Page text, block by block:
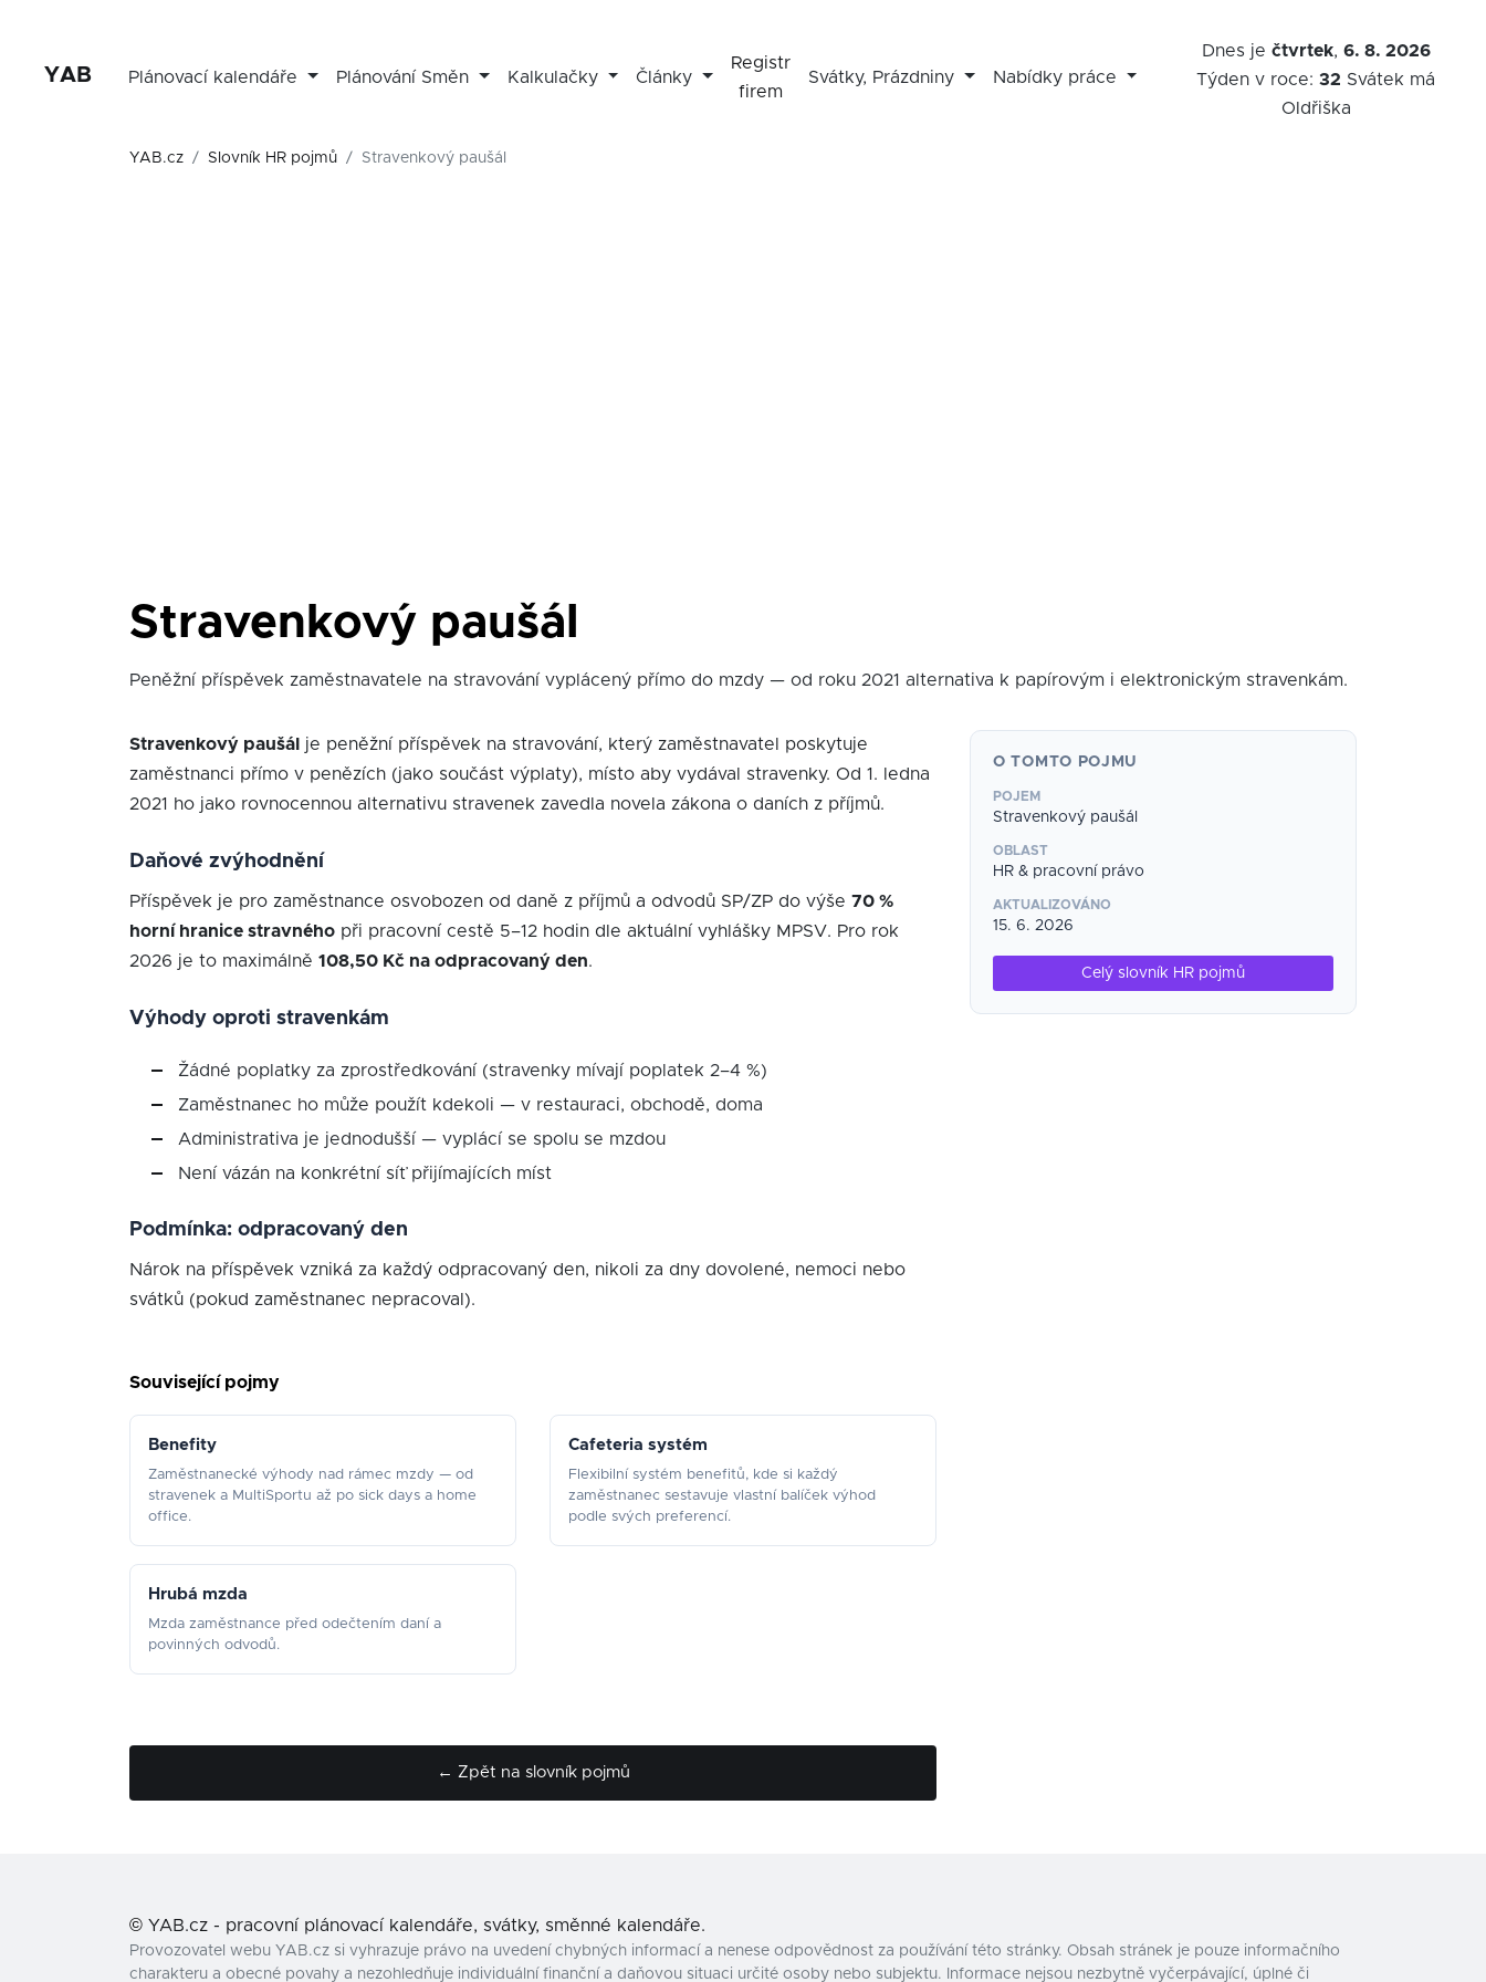
YAB Plánovací kalendáře Plánování Směn Kalkulačky Články
Registr
firem
Svátky, Prázdniny Nabídky práce
Dnes je čtvrtek, 6. 8. 2026
Týden v roce:32 Svátek má
Oldřiška
YAB.cz Slovník HR pojmů Stravenkový paušál
Stravenkový paušál
Peněžní příspěvek zaměstnavatele na stravování vyplácený přímo do mzdy — od roku 2021 alternativa k papírovým i elektronickým stravenkám.
Stravenkový paušál
je peněžní příspěvek na stravování, který zaměstnavatel poskytuje
zaměstnanci přímo v penězích (jako součást výplaty), místo aby vydával stravenky. Od 1. ledna
2021 ho jako rovnocennou alternativu stravenek zavedla novela zákona o daních z příjmů.
Daňové zvýhodnění
Příspěvek je pro zaměstnance osvobozen od daně z příjmů a odvodů SP/ZP do výše 70 %
horní hranice stravného při pracovní cestě 5–12 hodin dle aktuální vyhlášky MPSV. Pro rok
2026 je to maximálně 108,50 Kč na odpracovaný den.
Výhody oproti stravenkám
Žádné poplatky za zprostředkování (stravenky mívají poplatek 2–4 %)
Zaměstnanec ho může použít kdekoli — v restauraci, obchodě, doma
Administrativa je jednodušší — vyplácí se spolu se mzdou
Není vázán na konkrétní síť přijímajících míst
Podmínka: odpracovaný den
Nárok na příspěvek vzniká za každý odpracovaný den, nikoli za dny dovolené, nemoci nebo
svátků (pokud zaměstnanec nepracoval).
Související pojmy
Benefity
Zaměstnanecké výhody nad rámec mzdy — od
stravenek a MultiSportu až po sick days a home
office.
Cafeteria systém
Flexibilní systém benefitů, kde si každý
zaměstnanec sestavuje vlastní balíček výhod
podle svých preferencí.
Hrubá mzda
Mzda zaměstnance před odečtením daní a
povinných odvodů.
← Zpět na slovník pojmů
O TOMTO POJMU
POJEM
Stravenkový paušál
OBLAST
HR & pracovní právo
AKTUALIZOVÁNO
15. 6. 2026
Celý slovník HR pojmů
© YAB.cz - pracovní plánovací kalendáře, svátky, směnné kalendáře.
Provozovatel webu YAB.cz si vyhrazuje právo na uvedení chybných informací a nenese odpovědnost za používání této stránky. Obsah stránek je pouze informačního
charakteru a obecné povahy a nezohledňuje individuální finanční a daňovou situaci určité osoby nebo subjektu. Informace nejsou nezbytně vyčerpávající, úplné či